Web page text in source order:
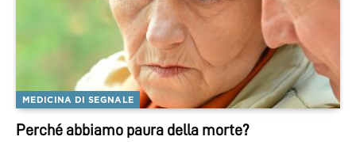
MEDICINA DI SEGNALE
Perché abbiamo paura della morte?